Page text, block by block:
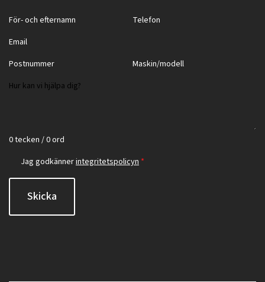
0 tecken / 0 ord
Jag godkännerintegritetspolicyn *
Skicka